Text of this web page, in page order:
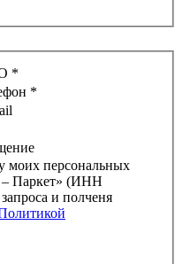
*
*
моих персональных
Паркет» (ИНН